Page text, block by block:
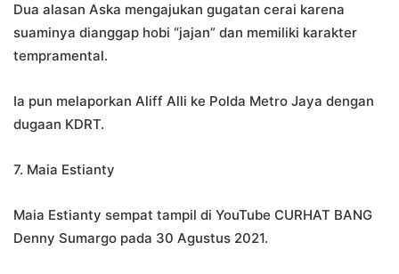
Dua alasan Aska mengajukan gugatan cerai karena
suaminya dianggap hobi “jajan” dan memiliki karakter
tempramental.
Ia pun melaporkan Aliff Alli ke Polda Metro Jaya dengan
dugaan KDRT.
7. Maia Estianty
Maia Estianty sempat tampil di YouTube CURHAT BANG
Denny Sumargo pada 30 Agustus 2021.